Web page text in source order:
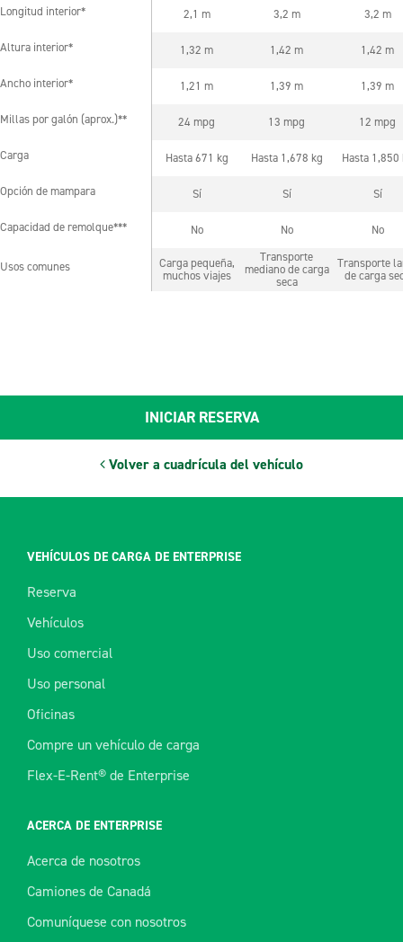
Longitud interior* 2,1 m 3,2 m 3,2 m
Altura interior* 1,32 m 1,42 m 1,42 m
Ancho interior* 1,21 m 1,39 m 1,39 m
Millas por galón (aprox.)** 24 mpg 13 mpg 12 mpg
Carga Hasta 671 kg Hasta 1,678 kg Hasta 1,850
Opción de mampara Sí Sí Sí
Capacidad de remolque*** No No No
Usos comunes
Carga pequeña,
muchos viajes
Transporte
mediano de carga
seca
Transporte
de carga
Longitud interior*
Altura interior*
Ancho interior*
Millas por galón (aprox.)**
Carga
Opción de mampara
Capacidad de remolque***
Usos comunes
Volver a cuadrícula del vehículo
INICIAR RESERVA
VEHÍCULOS DE CARGA DE ENTERPRISE
Reserva
Vehículos
Uso comercial
Uso personal
Oficinas
Compre un vehículo de carga
Flex-E-Rent® de Enterprise
ACERCA DE ENTERPRISE
Acerca de nosotros
Camiones de Canadá
Comuníquese con nosotros